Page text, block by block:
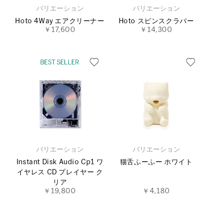
バリエーション
Hoto 4Way エアクリーナー
￥17,600
バリエーション
Hoto スピンスクラバー
￥14,300
バリエーション
Instant Disk Audio Cp1 ワ
イヤレス CD プレイヤー ク
リア
￥19,800
バリエーション
猫舌ふーふー ホワイト
￥4,180